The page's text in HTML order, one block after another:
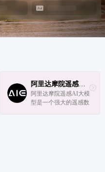
阿里达摩院遥感AI大模型
阿里达摩院遥感AI大模
型是一个强大的遥感数